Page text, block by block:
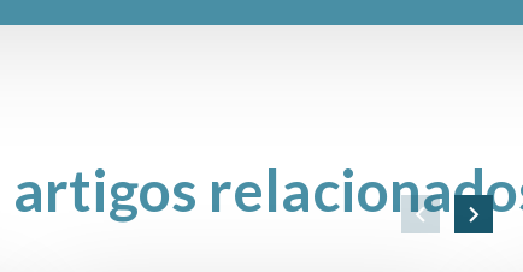
artigos